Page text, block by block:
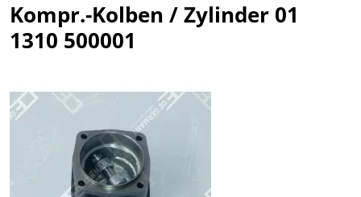
Kompr.-Kolben / Zylinder 01
1310 500001